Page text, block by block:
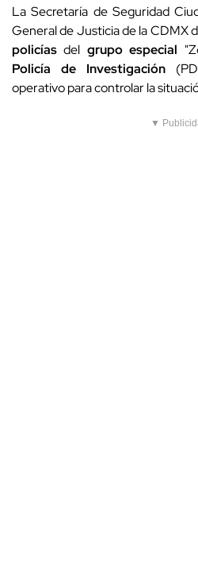
La Secretaría de Seguridad
General de Justicia de la CDMX
policías del grupo especial
Policía de Investigación
operativo para controlar la
▼